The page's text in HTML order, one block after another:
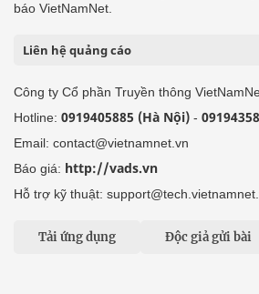
báo VietNamNet.
Liên hệ quảng cáo
Công ty Cổ phần Truyền thông
Hotline: 0919405885 (Hà Nội) -
Email: contact@vietnamnet.vn
Báo giá: http://vads.vn
Hỗ trợ kỹ thuật:
Tải ứng dụng Độc giả gửi bài